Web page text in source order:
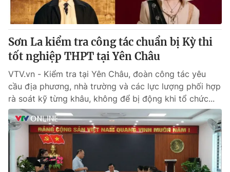
Sơn La kiểm tra công tác chuẩn bị Kỳ thi
tốt nghiệp THPT tại Yên Châu
VTV.vn - Kiểm tra tại Yên Châu, đoàn công tác yêu
cầu địa phương, nhà trường và các lực lượng phối hợp
rà soát kỹ từng khâu, không để bị động khi tổ chức...